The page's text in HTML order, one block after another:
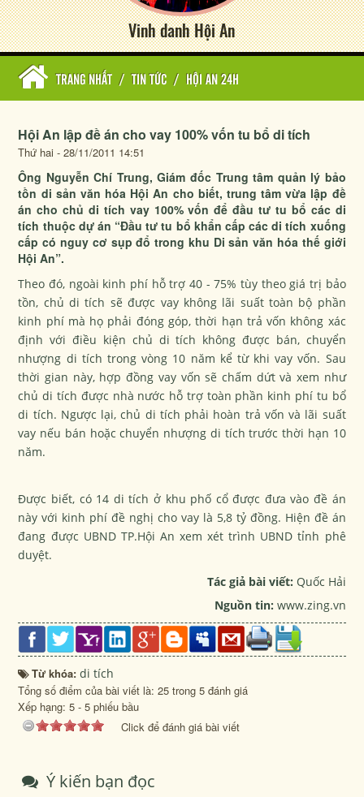
Vinh danh Hội An
TRANG NHẤT / TIN TỨC / HỘI AN 24H
Hội An lập đề án cho vay 100% vốn tu bổ di tích
Thứ hai - 28/11/2011 14:51
Ông Nguyễn Chí Trung, Giám đốc Trung tâm quản lý bảo
tồn di sản văn hóa Hội An cho biết, trung tâm vừa lập đề
án cho chủ di tích vay 100% vốn để đầu tư tu bổ các di
tích thuộc dự án “Đầu tư tu bổ khẩn cấp các di tích xuống
cấp có nguy cơ sụp đổ trong khu Di sản văn hóa thế giới
Hội An”.
Theo đó, ngoài kinh phí hỗ trợ 40 - 75% tùy theo giá trị bảo
tồn, chủ di tích sẽ được vay không lãi suất toàn bộ phần
kinh phí mà họ phải đóng góp, thời hạn trả vốn không xác
định với điều kiện chủ di tích không được bán, chuyển
nhượng di tích trong vòng 10 năm kể từ khi vay vốn. Sau
thời gian này, hợp đồng vay vốn sẽ chấm dứt và xem như
chủ di tích được nhà nước hỗ trợ toàn phần kinh phí tu bổ
di tích. Ngược lại, chủ di tích phải hoàn trả vốn và lãi suất
vay nếu bán hoặc chuyển nhượng di tích trước thời hạn 10
năm.
Được biết, có 14 di tích ở khu phố cổ được đưa vào đề án
này với kinh phí đề nghị cho vay là 5,8 tỷ đồng. Hiện đề án
đang được UBND TP.Hội An xem xét trình UBND tỉnh phê
duyệt.
Tác giả bài viết: Quốc Hải
Nguồn tin: www.zing.vn
Từ khóa:di tích
Tổng số điểm của bài viết là: 25 trong 5 đánh giá
Xếp hạng:5 -5 phiếu bầu
Click để đánh giá bài viết
Ý kiến bạn đọc